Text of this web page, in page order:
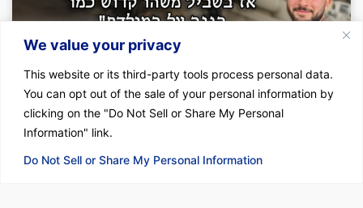
We value your privacy
This website or its third-party tools process personal data.
You can opt out of the sale of your personal information by
clicking on the "Do Not Sell or Share My Personal
Information" link.
Do Not Sell or Share My Personal Information
"If you’re already going to miss out, let it be...